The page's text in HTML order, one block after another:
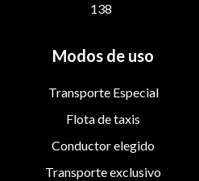
138
Modos de uso
Transporte Especial
Flota de taxis
Conductor elegido
Transporte exclusivo